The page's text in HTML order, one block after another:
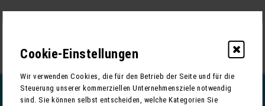
REISEFILTERN
Cookie-Einstellungen
Wir verwenden Cookies, die für den Betrieb der Seite und für die
Steuerung unserer kommerziellen Unternehmensziele notwendig
sind. Sie können selbst entscheiden, welche Kategorien Sie